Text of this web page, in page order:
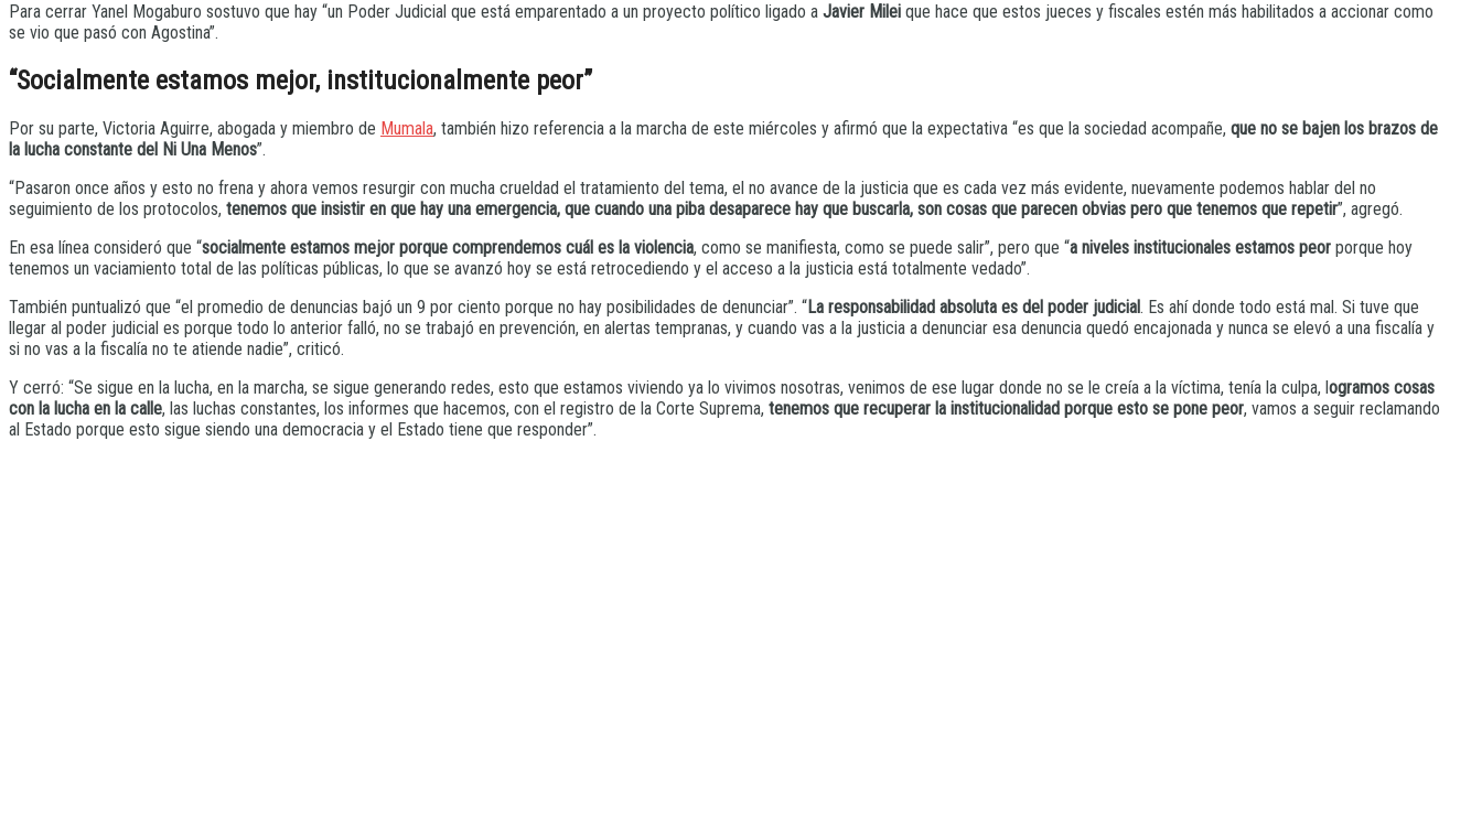
Para cerrar Yanel Mogaburo sostuvo que hay “un Poder Judicial que está emparentado a un proyecto político ligado a Javier Milei que hace que estos jueces y fiscales estén más habilitados a accionar como
se vio que pasó con Agostina”.
“Socialmente estamos mejor, institucionalmente peor”
Por su parte, Victoria Aguirre, abogada y miembro de Mumala, también hizo referencia a la marcha de este miércoles y afirmó que la expectativa “es que la sociedad acompañe, que no se bajen los brazos de
la lucha constante del Ni Una Menos”.
“Pasaron once años y esto no frena y ahora vemos resurgir con mucha crueldad el tratamiento del tema, el no avance de la justicia que es cada vez más evidente, nuevamente podemos hablar del no
seguimiento de los protocolos, tenemos que insistir en que hay una emergencia, que cuando una piba desaparece hay que buscarla, son cosas que parecen obvias pero que tenemos que repetir”, agregó.
En esa línea consideró que “socialmente estamos mejor porque comprendemos cuál es la violencia, como se manifiesta, como se puede salir”, pero que “a niveles institucionales estamos peor porque hoy
tenemos un vaciamiento total de las políticas públicas, lo que se avanzó hoy se está retrocediendo y el acceso a la justicia está totalmente vedado”.
También puntualizó que “el promedio de denuncias bajó un 9 por ciento porque no hay posibilidades de denunciar”. “La responsabilidad absoluta es del poder judicial. Es ahí donde todo está mal. Si tuve que
llegar al poder judicial es porque todo lo anterior falló, no se trabajó en prevención, en alertas tempranas, y cuando vas a la justicia a denunciar esa denuncia quedó encajonada y nunca se elevó a una fiscalía y
si no vas a la fiscalía no te atiende nadie”, criticó.
Y cerró: “Se sigue en la lucha, en la marcha, se sigue generando redes, esto que estamos viviendo ya lo vivimos nosotras, venimos de ese lugar donde no se le creía a la víctima, tenía la culpa, logramos cosas
con la lucha en la calle, las luchas constantes, los informes que hacemos, con el registro de la Corte Suprema, tenemos que recuperar la institucionalidad porque esto se pone peor, vamos a seguir reclamando
al Estado porque esto sigue siendo una democracia y el Estado tiene que responder”.